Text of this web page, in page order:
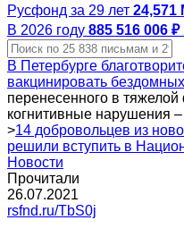
Русфонд за 29 лет 24,571
В 2026 году 885 516 006 ₽
В Петербурге
вакцинировать
перенесенного в
когнитивные нарушения
>14 добровольцев из
решили вступить в
Новости
Прочитали
26.07.2021
rsfnd.ru/TbS0j